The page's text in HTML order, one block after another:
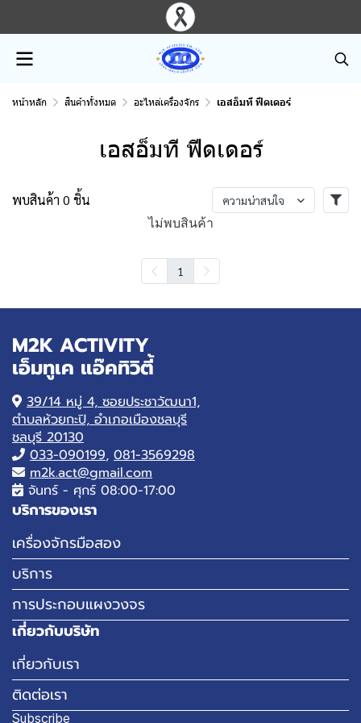
หน้าหลัก สินค้าทั้งหมด อะไหล่เครื่องจักร เอสอ็มที ฟีดเดอร์
เอสอ็มที ฟีดเดอร์
พบสินค้า 0 ชิ้น ความน่าสนใจ
ไม่พบสินค้า
1
M2K ACTIVITY
เอ็มทูเค แอ๊คทิวิตี้
39/14 หมู่ 4, ซอยประชาวัฒนา1,
ตำบลห้วยกะปิ, อำเภอเมืองชลบุรี
ชลบุรี 20130
033-090199, 081-3569298
m2k.act@gmail.com
จันทร์ - ศุกร์ 08:00-17:00
บริการของเรา
เครื่องจักรมือสอง
บริการ
การประกอบแผงวงจร
เกี่ยวกับบริษัท
เกี่ยวกับเรา
ติดต่อเรา
Subscribe